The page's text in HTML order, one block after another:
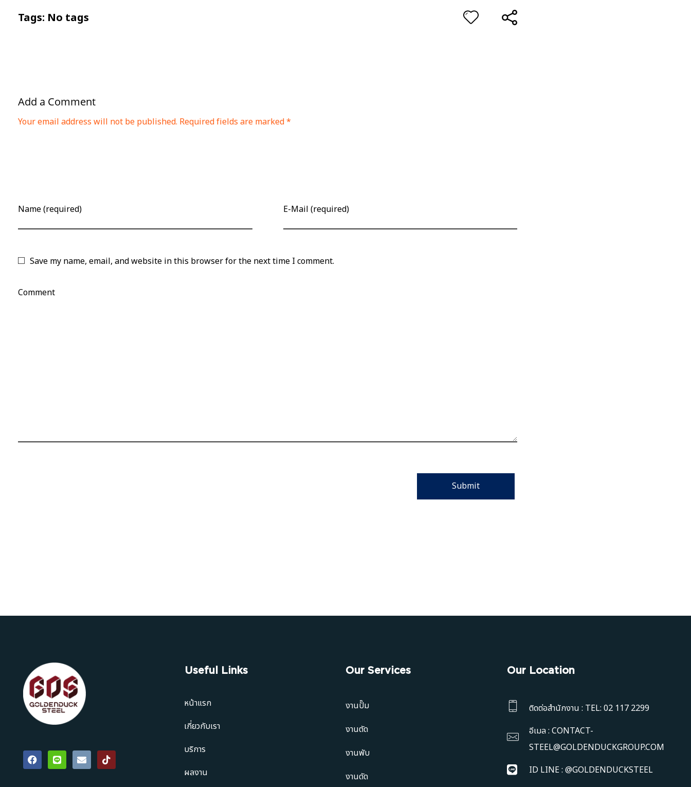
Tags: No tags
Add a Comment
Your email address will not be published. Required fields are marked *
Name (required) E-Mail (required)
Save my name, email, and website in this browser for the next time I comment.
Comment
Useful Links
หน้าแรก
เกี่ยวกับเรา
บริการ
ผลงาน
Our Services
งานปั๊ม
งานตัด
งานพับ
งานดัด
Our Location
ติดต่อสำนักงาน : TEL: 02 117 2299
อีเมล : CONTACT-
STEEL@GOLDENDUCKGROUP.COM
ID LINE : @GOLDENDUCKSTEEL